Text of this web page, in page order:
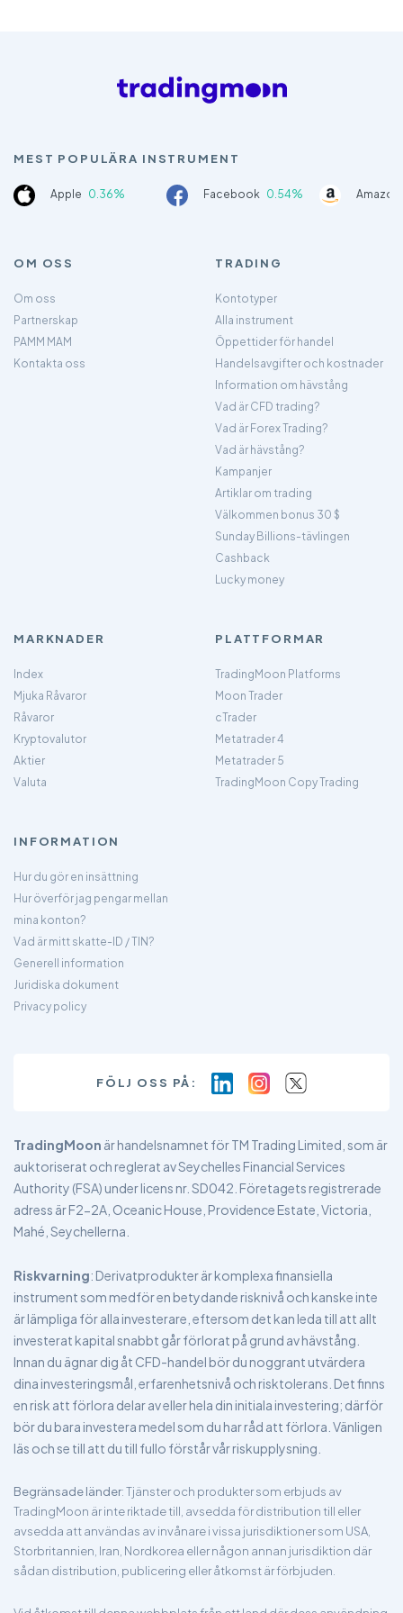
MEST POPULÄRA INSTRUMENT
Apple 0.36% Facebook 0.54%
OM OSS
Om oss
Partnerskap
PAMM MAM
Kontakta oss
TRADING
Kontotyper
Alla instrument
Öppettider för handel
Handelsavgifter och kostnader
Information om hävstång
Vad är CFD trading?
Vad är Forex Trading?
Vad är hävstång?
Kampanjer
Artiklar om trading
Välkommen bonus 30 $
Sunday Billions-tävlingen
Cashback
Lucky money
MARKNADER
Index
Mjuka Råvaror
Råvaror
Kryptovalutor
Aktier
Valuta
PLATTFORMAR
TradingMoon Platforms
Moon Trader
cTrader
Metatrader 4
Metatrader 5
TradingMoon Copy Trading
INFORMATION
Hur du gör en insättning
Hur överför jag pengar mellan
mina konton?
Vad är mitt skatte-ID / TIN?
Generell information
Juridiska dokument
Privacy policy
FÖLJ OSS PÅ:
TradingMoon är handelsnamnet för TM Trading Limited, som är
auktoriserat och reglerat av Seychelles Financial Services
Authority (FSA) under licens nr. SD042. Företagets registrerade
adress är F2-2A, Oceanic House, Providence Estate, Victoria,
Mahé, Seychellerna.
Riskvarning: Derivatprodukter är komplexa finansiella
instrument som medför en betydande risknivå och kanske inte
är lämpliga för alla investerare, eftersom det kan leda till att allt
investerat kapital snabbt går förlorat på grund av hävstång.
Innan du ägnar dig åt CFD-handel bör du noggrant utvärdera
dina investeringsmål, erfarenhetsnivå och risktolerans. Det finns
en risk att förlora delar av eller hela din initiala investering; därför
bör du bara investera medel som du har råd att förlora. Vänligen
läs och se till att du till fullo förstår vår riskupplysning.
Begränsade länder: Tjänster och produkter som erbjuds av
TradingMoon är inte riktade till, avsedda för distribution till eller
avsedda att användas av invånare i vissa jurisdiktioner som USA,
Storbritannien, Iran, Nordkorea eller någon annan jurisdiktion där
sådan distribution, publicering eller åtkomst är förbjuden.